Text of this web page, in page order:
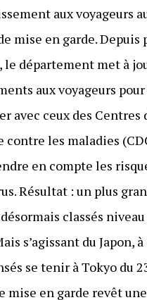
aux voyageurs
mise en garde. Depuis
le département met à
aux voyageurs
avec ceux des
contre les maladies
en compte les
Résultat : un plus
classés niveau
s’agissant du Japon,
se tenir à Tokyo du
mise en garde revêt